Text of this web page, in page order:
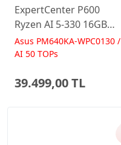
ExpertCenter P600
Ryzen AI 5-330 16GB
512GB 23.8 FreeDos
Beyaz AI-Powered AIO
Asus PM640KA-WPC0130 /
AI 50 TOPs
39.499,00 TL